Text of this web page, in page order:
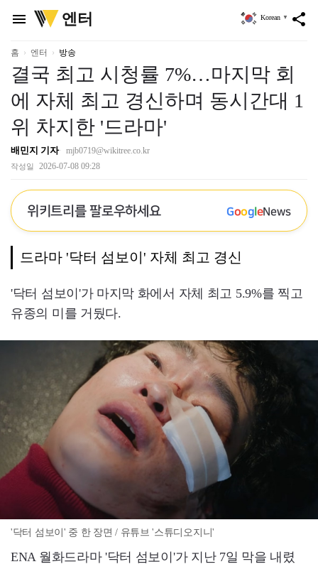
menu
위
키
리
엔터 share
Korean ▼
홈 엔터 방송
결국 최고 시청률 7%…마지막 회
에 자체 최고 경신하며 동시간대 1
위 차지한 '드라마'
배민지 기자 mjb0719@wikitree.co.kr
작성일 2026-07-08 09:28
위키트리를 팔로우하세요 GoogleNews
드라마 '닥터 섬보이' 자체 최고 경신
'닥터 섬보이'가 마지막 화에서 자체 최고 5.9%를 찍고
유종의 미를 거뒀다.
'닥터 섬보이' 중 한 장면 / 유튜브 '스튜디오지니'
ENA 월화드라마 '닥터 섬보이'가 지난 7일 막을 내렸